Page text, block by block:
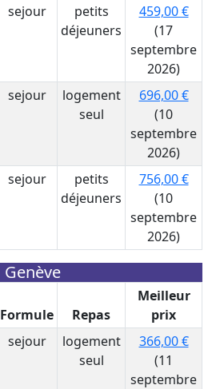
sejour
petits
déjeuners
459,00 €
(17
septembre
2026)
sejour
logement
seul
696,00 €
(10
septembre
2026)
sejour
petits
déjeuners
756,00 €
(10
septembre
2026)
Genève
Formule Repas
Meilleur
prix
sejour
logement
seul
366,00 €
(11
septembre